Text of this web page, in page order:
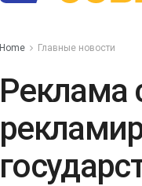
Home Главные новости
Реклама